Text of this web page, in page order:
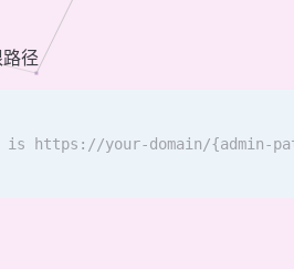
径
https://your-domain/{admin-